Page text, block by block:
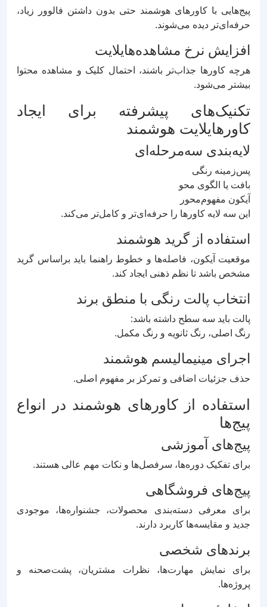
پیج‌هایی با کاورهای هوشمند حتی بدون داشتن فالوور زیاد،
حرفه‌ای‌تر دیده می‌شوند.
افزایش نرخ مشاهده‌هایلایت
هرچه کاورها جذاب‌تر باشند، احتمال کلیک و مشاهده محتوا
بیشتر می‌شود.
تکنیک‌های پیشرفته برای ایجاد
کاورهایلایت هوشمند
لایه‌بندی سه‌مرحله‌ای
پس‌زمینه رنگی
بافت یا الگوی محو
آیکون مفهوم‌محور
این سه لایه کاورها را حرفه‌ای‌تر و کامل‌تر می‌کند.
استفاده از گرید هوشمند
موقعیت آیکون، فاصله‌ها و خطوط راهنما باید براساس گرید
مشخص باشد تا نظم ذهنی ایجاد کند.
انتخاب پالت رنگی با منطق برند
پالت باید سه سطح داشته باشد:
رنگ اصلی، رنگ ثانویه و رنگ مکمل.
اجرای مینیمالیسم هوشمند
حذف جزئیات اضافی و تمرکز بر مفهوم اصلی.
استفاده از کاورهای هوشمند در انواع
پیج‌ها
پیج‌های آموزشی
برای تفکیک دوره‌ها، سرفصل‌ها و نکات مهم عالی هستند.
پیج‌های فروشگاهی
برای معرفی دسته‌بندی محصولات، جشنواره‌ها، موجودی
جدید و مقایسه‌ها کاربرد دارند.
برندهای شخصی
برای نمایش مهارت‌ها، نظرات مشتریان، پشت‌صحنه و
پروژه‌ها.